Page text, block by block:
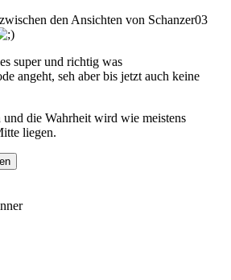
den Ansichten von Schanzer03
super und richtig was
angeht, seh aber bis jetzt auch keine
und die Wahrheit wird wie meistens
liegen.